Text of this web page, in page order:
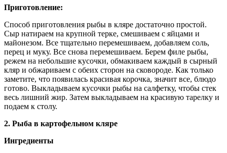
Приготовление:
Способ приготовления рыбы в кляре достаточно простой.
Сыр натираем на крупной терке, смешиваем с яйцами и
майонезом. Все тщательно перемешиваем, добавляем соль,
перец и муку. Все снова перемешиваем. Берем филе рыбы,
режем на небольшие кусочки, обмакиваем каждый в сырный
кляр и обжариваем с обеих сторон на сковороде. Как только
заметите, что появилась красивая корочка, значит все, блюдо
готово. Выкладываем кусочки рыбы на салфетку, чтобы стек
весь лишний жир. Затем выкладываем на красивую тарелку и
подаем к столу.
2. Рыба в картофельном кляре
Ингредиенты